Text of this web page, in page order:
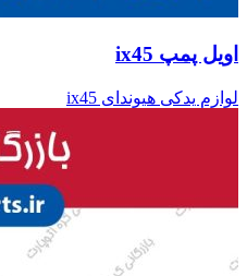
اویل پمپ ix45
لوازم یدکی هیوندای ix45